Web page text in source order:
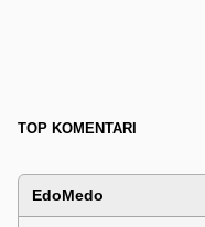
TOP KOMENTARI
EdoMedo